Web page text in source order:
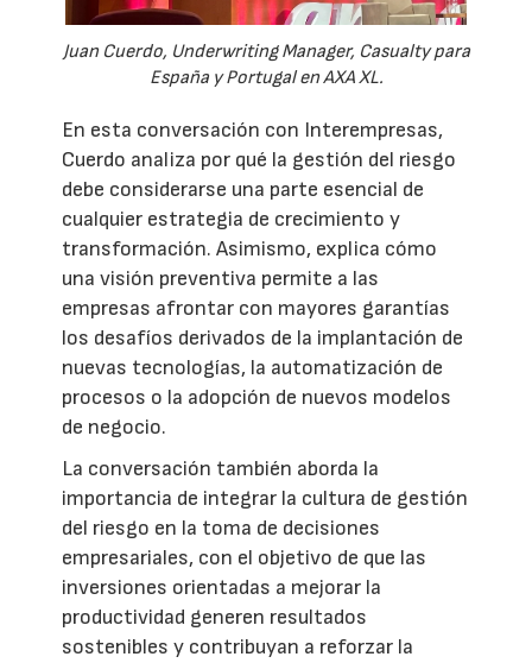
Juan Cuerdo, Underwriting Manager, Casualty para
España y Portugal en AXA XL.
En esta conversación con Interempresas,
Cuerdo analiza por qué la gestión del riesgo
debe considerarse una parte esencial de
cualquier estrategia de crecimiento y
transformación. Asimismo, explica cómo
una visión preventiva permite a las
empresas afrontar con mayores garantías
los desafíos derivados de la implantación de
nuevas tecnologías, la automatización de
procesos o la adopción de nuevos modelos
de negocio.
La conversación también aborda la
importancia de integrar la cultura de gestión
del riesgo en la toma de decisiones
empresariales, con el objetivo de que las
inversiones orientadas a mejorar la
productividad generen resultados
sostenibles y contribuyan a reforzar la